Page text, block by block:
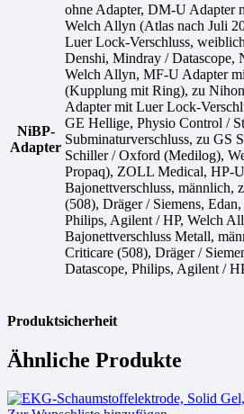
NiBP-
Adapter
ohne Adapter, DM-U Adapter
Welch Allyn (Atlas nach Juli
Luer Lock-Verschluss,
Denshi, Mindray / Datascope,
Welch Allyn, MF-U Adapter
(Kupplung mit Ring), zu
Adapter mit Luer Lock-
GE Hellige, Physio Control /
Subminaturverschluss, zu GS
Schiller / Oxford (Medilog),
Propaq), ZOLL Medical, HP-
Bajonettverschluss, männlich,
(508), Dräger / Siemens,
Philips, Agilent / HP, Welch
Bajonettverschluss Metall,
Criticare (508), Dräger /
Datascope, Philips, Agilent /
Produktsicherheit
Ähnliche Produkte